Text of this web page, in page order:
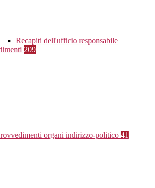
Recapiti dell'ufficio responsabile
209
organi indirizzo-politico 41